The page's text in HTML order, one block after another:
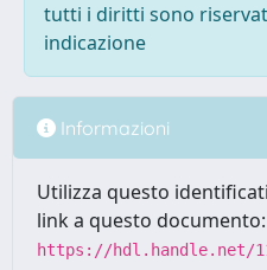
tutti i diritti sono
indicazione
Informazioni
Utilizza questo
link a questo documento:
https://hdl.handle.net/